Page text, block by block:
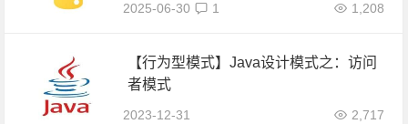
2025-06-30 1,208
1
【行为型模式】Java设计模式之：访问
者模式
2023-12-31 2,717